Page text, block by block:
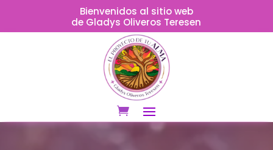
Bienvenidos al sitio web
de Gladys Oliveros Teresen